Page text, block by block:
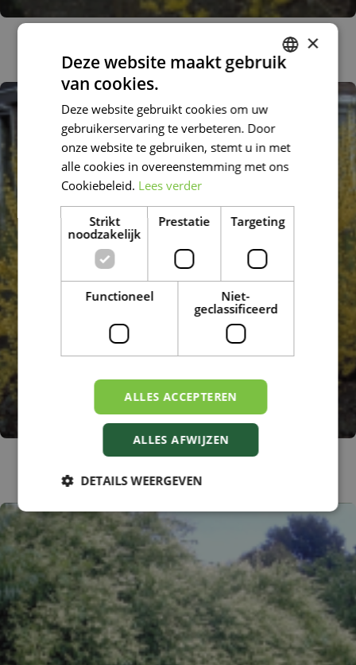
Chinees Klokje
×
Deze website maakt gebruik
van cookies.
Deze website gebruikt cookies om uw
gebruikerservaring te verbeteren. Door
onze website te gebruiken, stemt u in met
alle cookies in overeenstemming met ons
Cookiebeleid. Lees verder
Strikt
noodzakelijk
Prestatie Targeting
Functioneel
Niet-
geclassificeerd
ALLES ACCEPTEREN
ALLES AFWIJZEN
DETAILS WEERGEVEN